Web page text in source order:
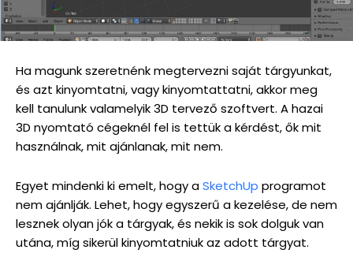
Ha magunk szeretnénk megtervezni saját tárgyunkat,
és azt kinyomtatni, vagy kinyomtattatni, akkor meg
kell tanulunk valamelyik 3D tervező szoftvert. A hazai
3D nyomtató cégeknél fel is tettük a kérdést, ők mit
használnak, mit ajánlanak, mit nem.
Egyet mindenki ki emelt, hogy aSketchUp programot
nem ajánlják. Lehet, hogy egyszerű a kezelése, de nem
lesznek olyan jók a tárgyak, és nekik is sok dolguk van
utána, míg sikerül kinyomtatniuk az adott tárgyat.